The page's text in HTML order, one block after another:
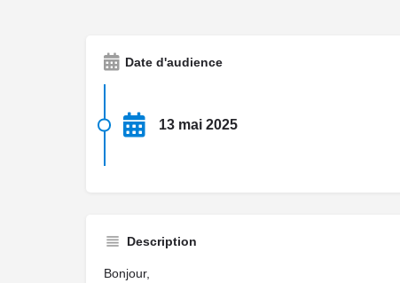
Date d'audience
13 mai 2025
Description
Bonjour,